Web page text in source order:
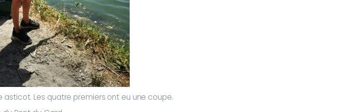
Les quatre premiers ont eu une coupe.